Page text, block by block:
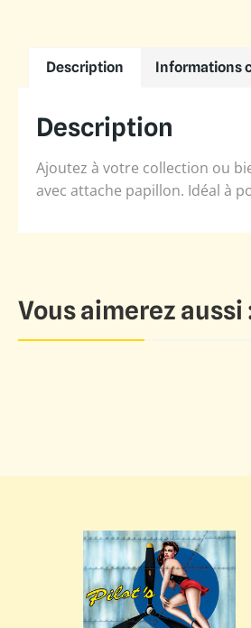
Description Informations
Description
Ajoutez à votre collection ou
avec attache papillon. Idéal à
Vous aimerez aussi